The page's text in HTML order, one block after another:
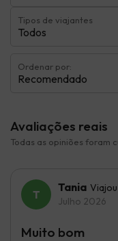
Tipos de viajantes
Todos
Ordenar por:
Recomendado
Avaliações reais
Todas as opiniões foram
Tania
Julho 2026
Muito bom